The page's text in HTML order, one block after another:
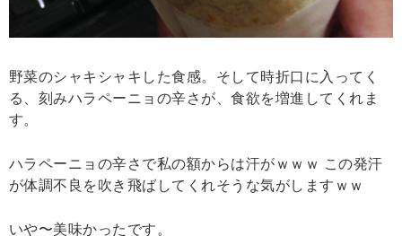
野菜のシャキシャキした食感。そして時折口に入ってく
る、刻みハラペーニョの辛さが、食欲を増進してくれま
す。
ハラペーニョの辛さで私の額からは汗がｗｗｗ この発汗
が体調不良を吹き飛ばしてくれそうな気がしますｗｗ
いや〜美味かったです。